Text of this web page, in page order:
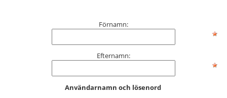
Förnamn:
Efternamn:
Användarnamn och lösenord